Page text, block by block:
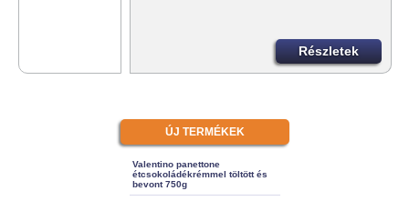
Részletek
ÚJ TERMÉKEK
Valentino panettone
étcsokoládékrémmel töltött és
bevont 750g